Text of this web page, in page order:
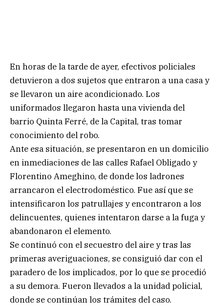
En horas de la tarde de ayer, efectivos policiales
detuvieron a dos sujetos que entraron a una casa y
se llevaron un aire acondicionado. Los
uniformados llegaron hasta una vivienda del
barrio Quinta Ferré, de la Capital, tras tomar
conocimiento del robo.
Ante esa situación, se presentaron en un domicilio
en inmediaciones de las calles Rafael Obligado y
Florentino Ameghino, de donde los ladrones
arrancaron el electrodoméstico. Fue así que se
intensificaron los patrullajes y encontraron a los
delincuentes, quienes intentaron darse a la fuga y
abandonaron el elemento.
Se continuó con el secuestro del aire y tras las
primeras averiguaciones, se consiguió dar con el
paradero de los implicados, por lo que se procedió
a su demora. Fueron llevados a la unidad policial,
donde se continúan los trámites del caso.